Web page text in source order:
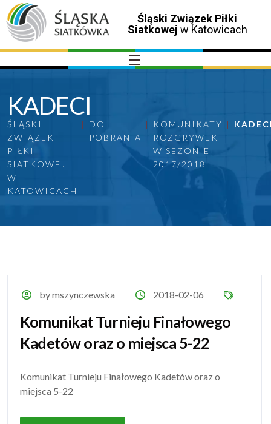
Śląski Związek Piłki
Siatkowej w Katowicach
KADECI
ŚLĄSKI
ZWIĄZEK
PIŁKI
SIATKOWEJ
W
KATOWICACH
DO
POBRANIA
KOMUNIKATY
ROZGRYWEK
W SEZONIE
2017/2018
by mszynczewska 2018-02-06
Komunikat Turnieju Finałowego
Kadetów oraz o miejsca 5-22
Komunikat Turnieju Finałowego Kadetów oraz o
miejsca 5-22